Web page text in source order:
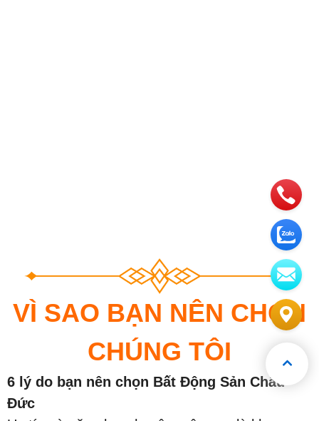
VÌ SAO BẠN NÊN CHỌN
CHÚNG TÔI
6 lý do bạn nên chọn Bất Động Sản Châu
Đức